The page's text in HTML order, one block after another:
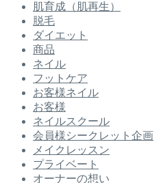
肌育成（肌再生）
脱毛
ダイエット
商品
ネイル
フットケア
お客様ネイル
お客様
ネイルスクール
会員様シークレット企画
メイクレッスン
プライベート
オーナーの想い